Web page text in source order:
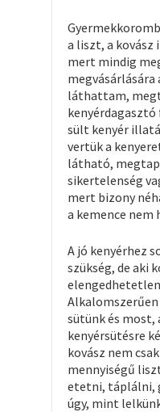
a liszt, a
mert mindig
megvásárlására
láthattam,
kenyérdagasztó
sült kenyér
vertük a
látható,
sikertelenség
mert bizony
a kemence
A jó kenyérhez
szükség, de aki
elengedhetetlen
sütünk és most,
kenyérsütésre
kovász nem
mennyiségű
etetni, táplálni,
úgy, mint